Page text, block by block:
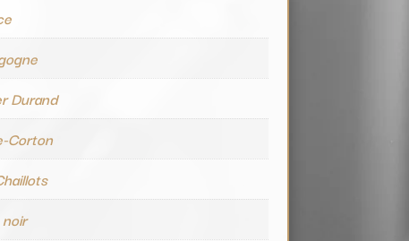
Durand
Corton